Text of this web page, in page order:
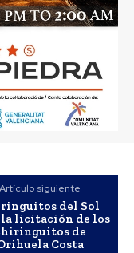
Artículo siguiente
del Sol
la licitación de los
de
Costa